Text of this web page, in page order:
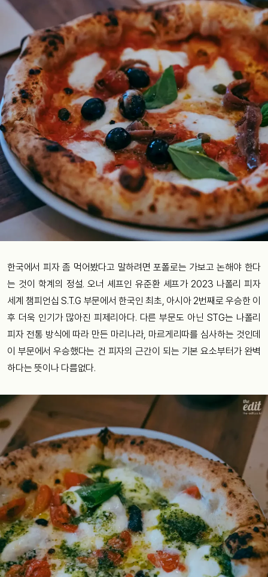
한국에서 피자 좀 먹어봤다고 말하려면 포폴로는 가보고 논해야 한다
는 것이 학계의 정설. 오너 셰프인 유준환 셰프가 2023 나폴리 피자
세계 챔피언십 S.T.G 부문에서 한국인 최초, 아시아 2번째로 우승한 이
후 더욱 인기가 많아진 피제리아다. 다른 부문도 아닌 STG는 나폴리
피자 전통 방식에 따라 만든 마리나라, 마르게리따를 심사하는 것인데
이 부문에서 우승했다는 건 피자의 근간이 되는 기본 요소부터가 완벽
하다는 뜻이나 다름없다.